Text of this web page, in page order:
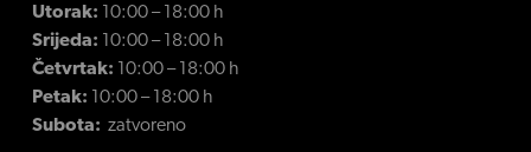
Utorak: 10:00 – 18:00 h
Srijeda: 10:00 – 18:00 h
Četvrtak: 10:00 – 18:00 h
Petak: 10:00 – 18:00 h
Subota: zatvoreno